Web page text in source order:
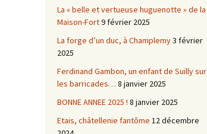
La « belle et vertueuse huguenotte » de la
Maison-Fort9 février 2025
La forge d’un duc, à Champlemy3 février
2025
Ferdinand Gambon, un enfant de Suilly sur
les barricades… 8 janvier 2025
BONNE ANNEE 2025 ! 8 janvier 2025
Etais, châtellenie fantôme 12 décembre